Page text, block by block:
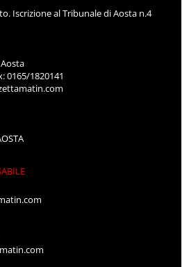
Iscrizione al Tribunale di Aosta n.4
0165/1820141